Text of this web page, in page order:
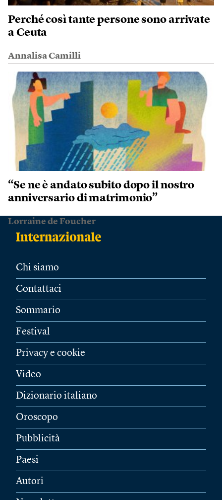
Perché così tante persone sono arrivate
a Ceuta
Annalisa Camilli
“Se ne è andato subito dopo il nostro
anniversario di matrimonio”
Lorraine de Foucher
Chi siamo
Contattaci
Sommario
Festival
Privacy e cookie
Video
Dizionario italiano
Oroscopo
Pubblicità
Paesi
Autori